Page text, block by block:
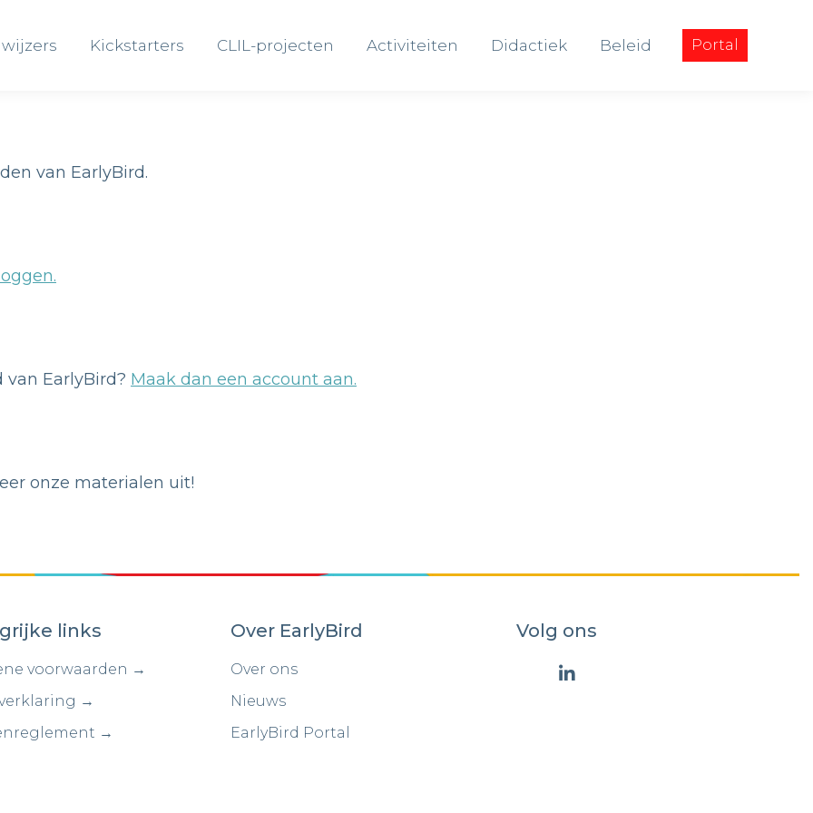
Kickstarters CLIL-projecten Activiteiten Didactiek Beleid Portal
van EarlyBird.
EarlyBird? Maak dan een account aan.
onze materialen uit!
links
voorwaarden →
→
→
Over EarlyBird
Over ons
Nieuws
EarlyBird Portal
Volg ons
Kickstarters CLIL-projecten Activiteiten Didactiek Beleid Portal